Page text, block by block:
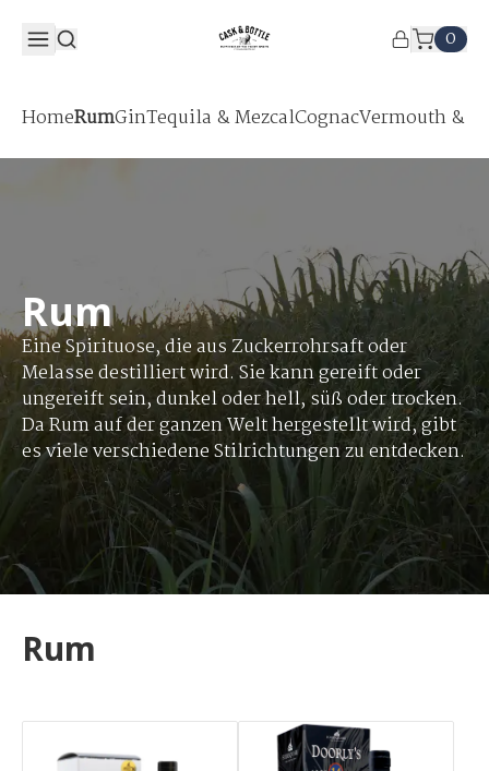
0
HomeRumGinTequila & MezcalCognacVermouth &
Rum
Eine Spirituose, die aus Zuckerrohrsaft oder
Melasse destilliert wird. Sie kann gereift oder
ungereift sein, dunkel oder hell, süß oder trocken.
Da Rum auf der ganzen Welt hergestellt wird, gibt
es viele verschiedene Stilrichtungen zu entdecken.
Rum